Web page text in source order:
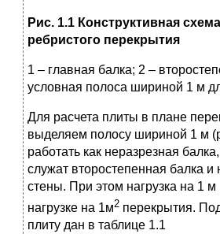
Рис. 1.1 Конструктивная
ребристого перекрытия
1 – главная балка; 2 –
условная полоса шириной 1 м
Для расчета плиты в плане
выделяем полосу шириной 1 м
работать как неразрезная
служат второстепенная балка
стены. При этом нагрузка на 1 м
нагрузке на 1м2 перекрытия.
плиту дан в таблице 1.1